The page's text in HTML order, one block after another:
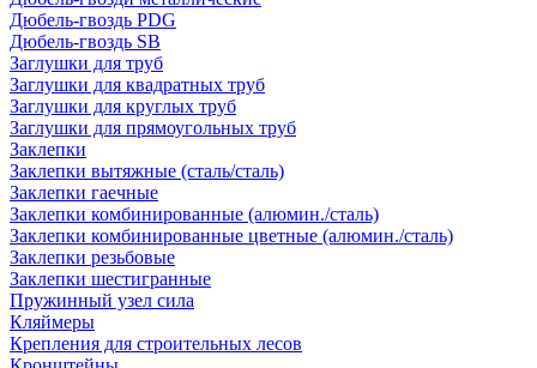
Дюбель-гвоздь PDG
Дюбель-гвоздь SB
Заглушки для труб
Заглушки для квадратных труб
Заглушки для круглых труб
Заглушки для прямоугольных труб
Заклепки
Заклепки вытяжные (сталь/сталь)
Заклепки гаечные
Заклепки комбинированные (алюмин./сталь)
Заклепки комбинированные цветные (алюмин./сталь)
Заклепки резьбовые
Заклепки шестигранные
Пружинный узел сила
Кляймеры
Крепления для строительных лесов